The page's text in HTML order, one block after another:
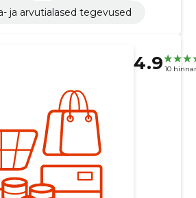
ja arvutialased tegevused
4.9 10